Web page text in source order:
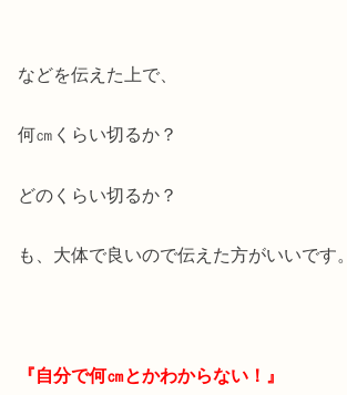
などを伝えた上で、
何㎝くらい切るか？
どのくらい切るか？
も、大体で良いので伝えた方がいいです。
『自分で何㎝とかわからない！』